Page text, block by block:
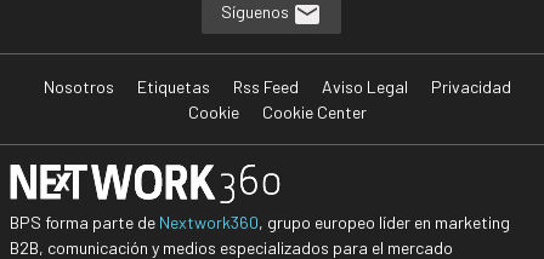
Síguenos
Nosotros Etiquetas Rss Feed Aviso Legal
Privacidad
Cookie
Cookie Center
BPS forma parte de Nextwork360, grupo europeo líder en marketing
B2B, comunicación y medios especializados para el mercado